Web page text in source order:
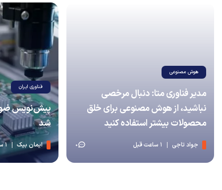
هوش مصنوعی
مدیر فناوری متا: دنبال مرخصی
نباشید، از هوش مصنوعی برای خلق
محصولات بیشتر استفاده کنید
جواد تاجی 1 ساعت قبل 0
فناوری ایران
پیش‌نویس
شد
ایمان بیک 1 ساعت قبل